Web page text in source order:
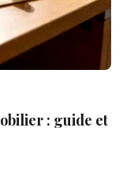
: guide et